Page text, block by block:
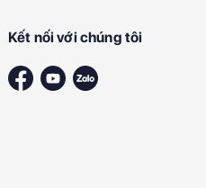
Kết nối với chúng tôi